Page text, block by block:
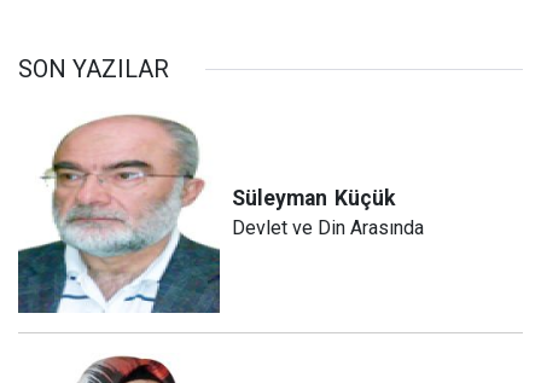
SON YAZILAR
Süleyman Küçük
Devlet ve Din Arasında